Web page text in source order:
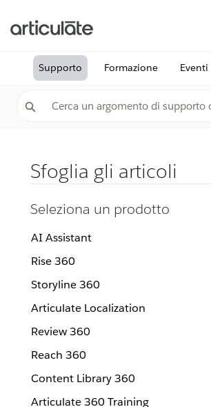
Supporto Formazione Eventi
Sfoglia gli articoli
Seleziona un prodotto
AI Assistant
Rise 360
Storyline 360
Articulate Localization
Review 360
Reach 360
Content Library 360
Articulate 360 Training